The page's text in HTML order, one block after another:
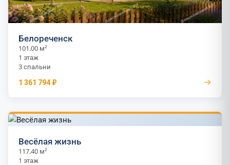
Белореченск
101.00 м²
1 этаж
3 спальни
1 361 794 ₽ →
Весёлая жизнь
117.40 м²
1 этаж